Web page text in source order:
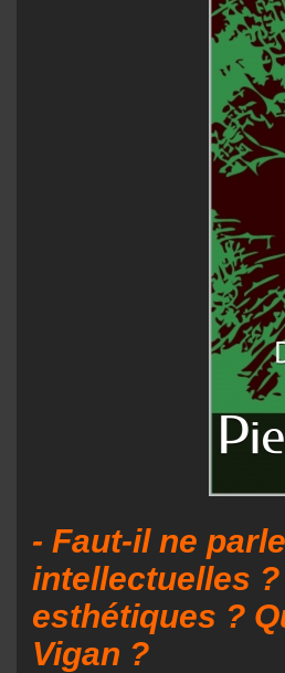
- Faut-il ne
intellectuelles
esthétiques ?
Vigan ?